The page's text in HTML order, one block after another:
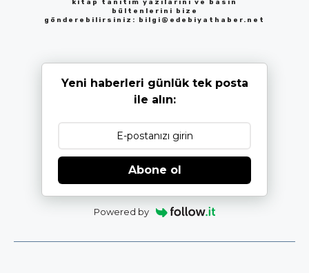
kitap tanıtım yazılarını ve basın
bültenlerini bize
gönderebilirsiniz: bilgi@edebiyathaber.net
Yeni haberleri günlük tek posta
ile alın:
Abone ol
Powered by